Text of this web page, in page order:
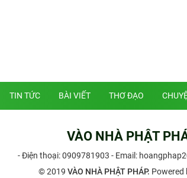
TIN TỨC BÀI VIẾT THƠ ĐẠO
VÀO NHÀ PHẬT
- Điện thoại:0909781903 - Email:
© 2019 VÀO NHÀ PHẬT PHÁP. Powered